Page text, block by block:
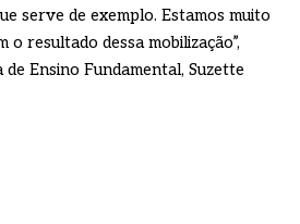
serve de exemplo. Estamos muito
o resultado dessa mobilização”,
Ensino Fundamental, Suzette